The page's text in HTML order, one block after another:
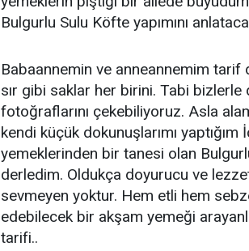
Bulgurlu Sulu Köfte yapımını
Babaannemin ve anneannemim
sır gibi saklar her birini. Tabi bizlerle
fotoğraflarını çekebiliyoruz. Asla
kendi küçük dokunuşlarımı
yemeklerinden bir tanesi olan
derledim. Oldukça doyurucu ve
sevmeyen yoktur. Hem etli hem
edebilecek bir akşam yemeği
tarifi..